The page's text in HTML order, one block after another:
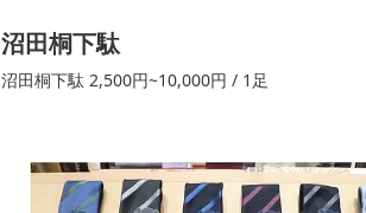
沼田桐下駄
沼田桐下駄 2,500円~10,000円 / 1足